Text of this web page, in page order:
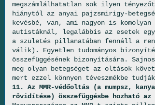
megszámlálhatatlan sok ilyen
hiánytól az anyai pajzsmirigy-
kevésbé, van, ami nagyon is
autistáknál, legalábbis az esetek
a születés pillanatában fennáll a
válik). Egyetlen tudományos
összefüggésének bizonyítására.
meg olyan betegséget az oltások
mert ezzel könnyen téveszmékbe
11. Az MMR-védőoltás (a mumpsz,
rövidítése) összefüggésbe hozható